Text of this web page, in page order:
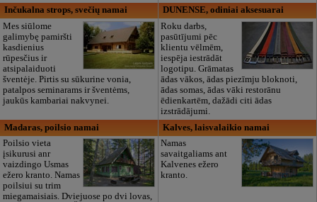
Inčukalna strops, svečių namai
Mes siūlome
galimybę pamiršti
kasdienius
rūpesčius ir
atsipalaiduoti
šventėje. Pirtis su sūkurine vonia,
patalpos seminarams ir šventėms,
jaukūs kambariai nakvynei.
DUNENSE, odiniai aksesuarai
Roku darbs,
pasūtījumi pēc
klientu vēlmēm,
iespēja iestrādāt
logotipu. Grāmatas
ādas vākos, ādas piezīmju bloknoti,
ādas somas, ādas vāki restorānu
ēdienkartēm, dažādi citi ādas
izstrādājumi.
Madaras, poilsio namai
Poilsio vieta
įsikurusi anr
vaizdingo Usmas
ežero kranto. Namas
poilsiui su trim
miegamaisiais. Dviejuose po dvi lovas,
Kalves, laisvalaikio namai
Namas
savaitgaliams ant
Kalvenes ežero
kranto.